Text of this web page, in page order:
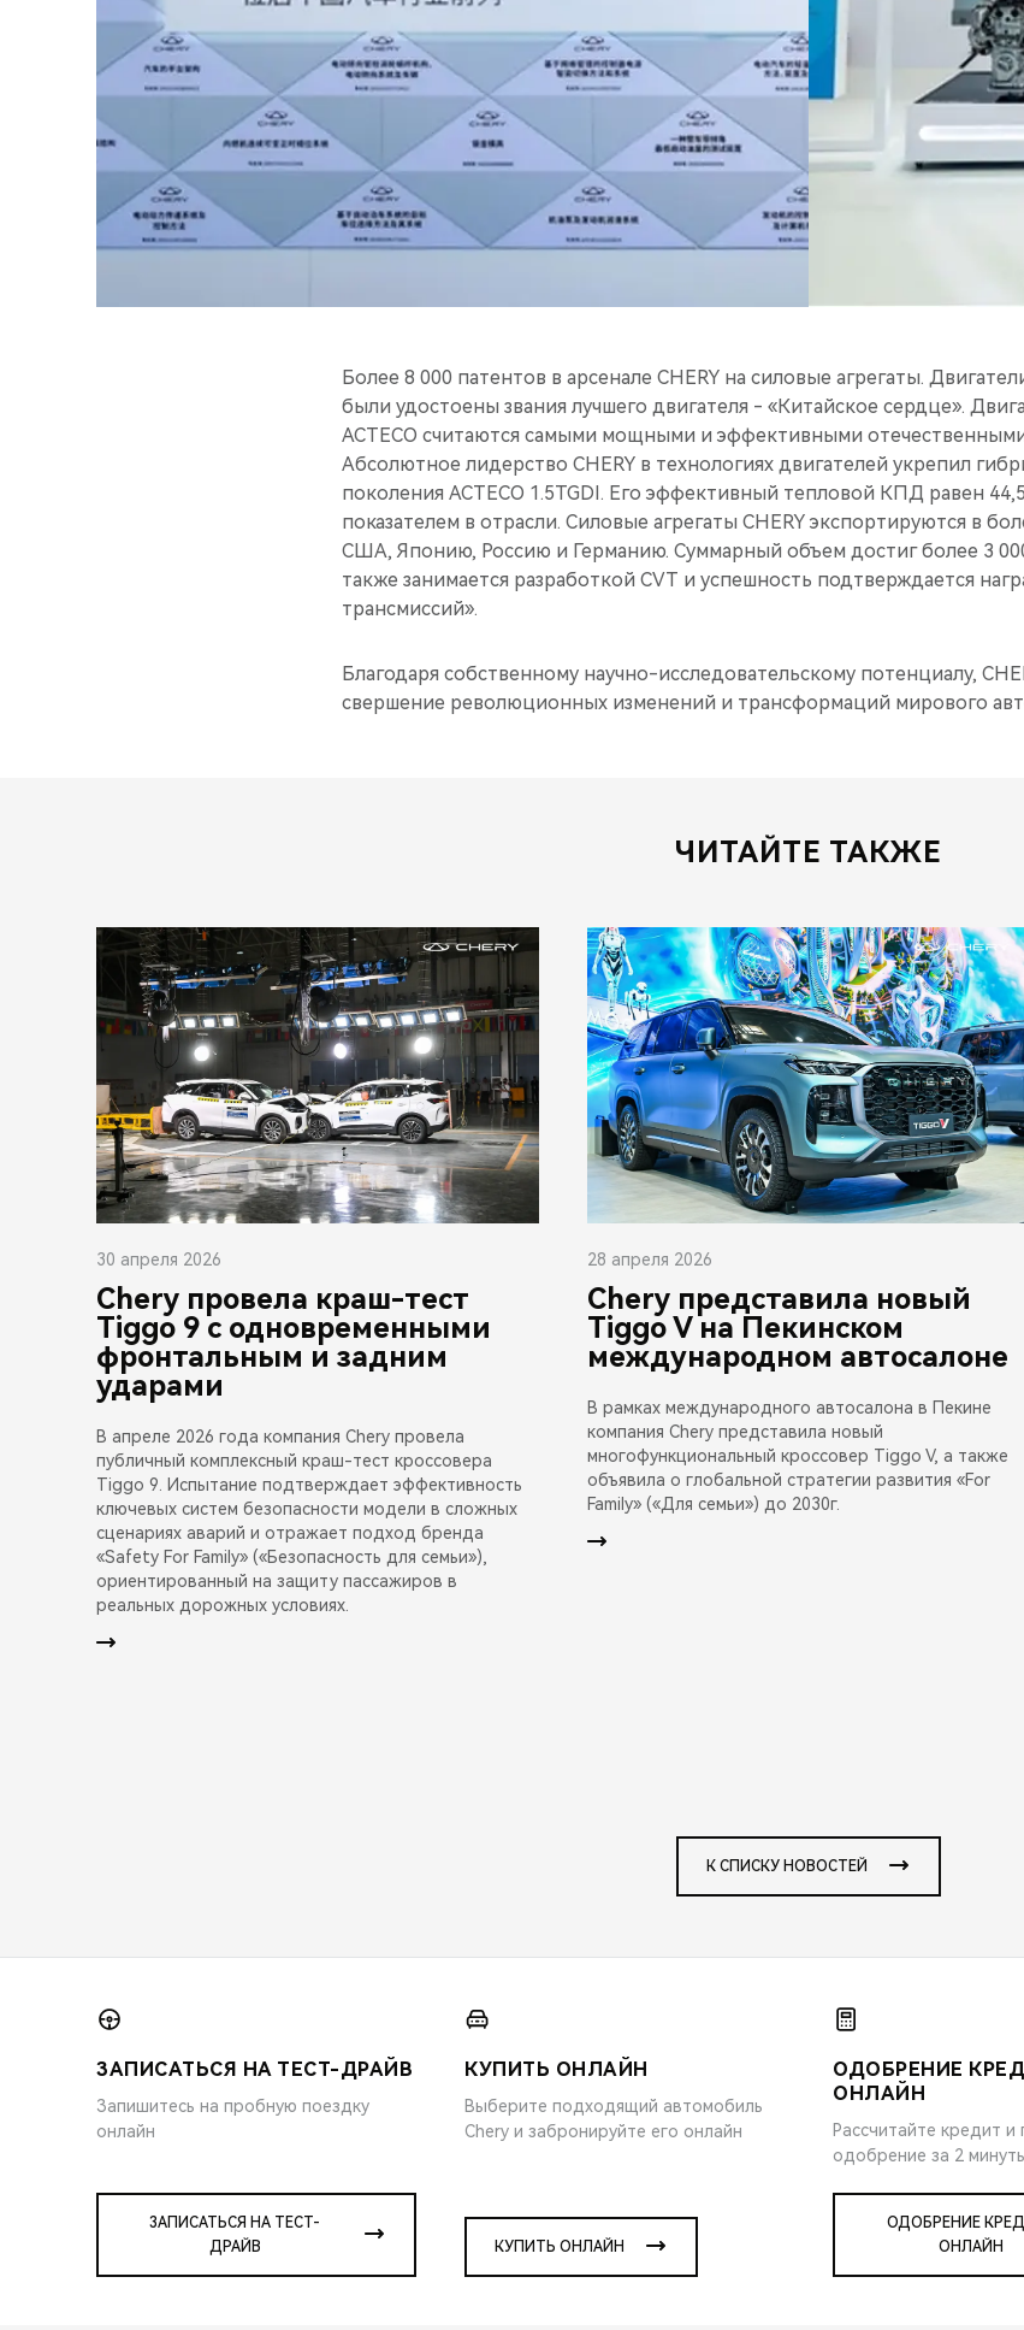
Более 8 000 патентов в арсенале CHERY на силовые агрегаты.
были удостоены звания лучшего двигателя - «Китайское сердце».
ACTECO считаются самыми мощными и эффективными
Абсолютное лидерство CHERY в технологиях двигателей укрепил
поколения ACTECO 1.5TGDI. Его эффективный тепловой КПД равен
показателем в отрасли. Силовые агрегаты CHERY экспортируются в
США, Японию, Россию и Германию. Суммарный объем достиг более 3
также занимается разработкой CVT и успешность подтверждается
трансмиссий».
Благодаря собственному научно-исследовательскому потенциалу,
свершение революционных изменений и трансформаций мирового
ЧИТАЙТЕ ТАКЖЕ
30 апреля 2026
Chery провела краш-тест
Tiggo 9 с одновременными
фронтальным и задним
ударами
В апреле 2026 года компания Chery провела
публичный комплексный краш-тест кроссовера
Tiggo 9. Испытание подтверждает эффективность
ключевых систем безопасности модели в сложных
сценариях аварий и отражает подход бренда
«Safety For Family» («Безопасность для семьи»),
ориентированный на защиту пассажиров в
реальных дорожных условиях.
28 апреля 2026
Chery представила новый
Tiggo V на Пекинском
международном автосалоне
В рамках международного автосалона в Пекине
компания Chery представила новый
многофункциональный кроссовер Tiggo V, а также
объявила о глобальной стратегии развития «For
Family» («Для семьи») до 2030г.
К СПИСКУ НОВОСТЕЙ
ЗАПИСАТЬСЯ НА ТЕСТ-ДРАЙВ
Запишитесь на пробную поездку
онлайн
ЗАПИСАТЬСЯ НА ТЕСТ-
ДРАЙВ
КУПИТЬ ОНЛАЙН
Выберите подходящий автомобиль
Chery и забронируйте его онлайн
КУПИТЬ ОНЛАЙН
ОДОБРЕНИЕ
ОНЛАЙН
Рассчитайте кредит и
одобрение за 2
ОДОБРЕНИЕ
ОНЛАЙН